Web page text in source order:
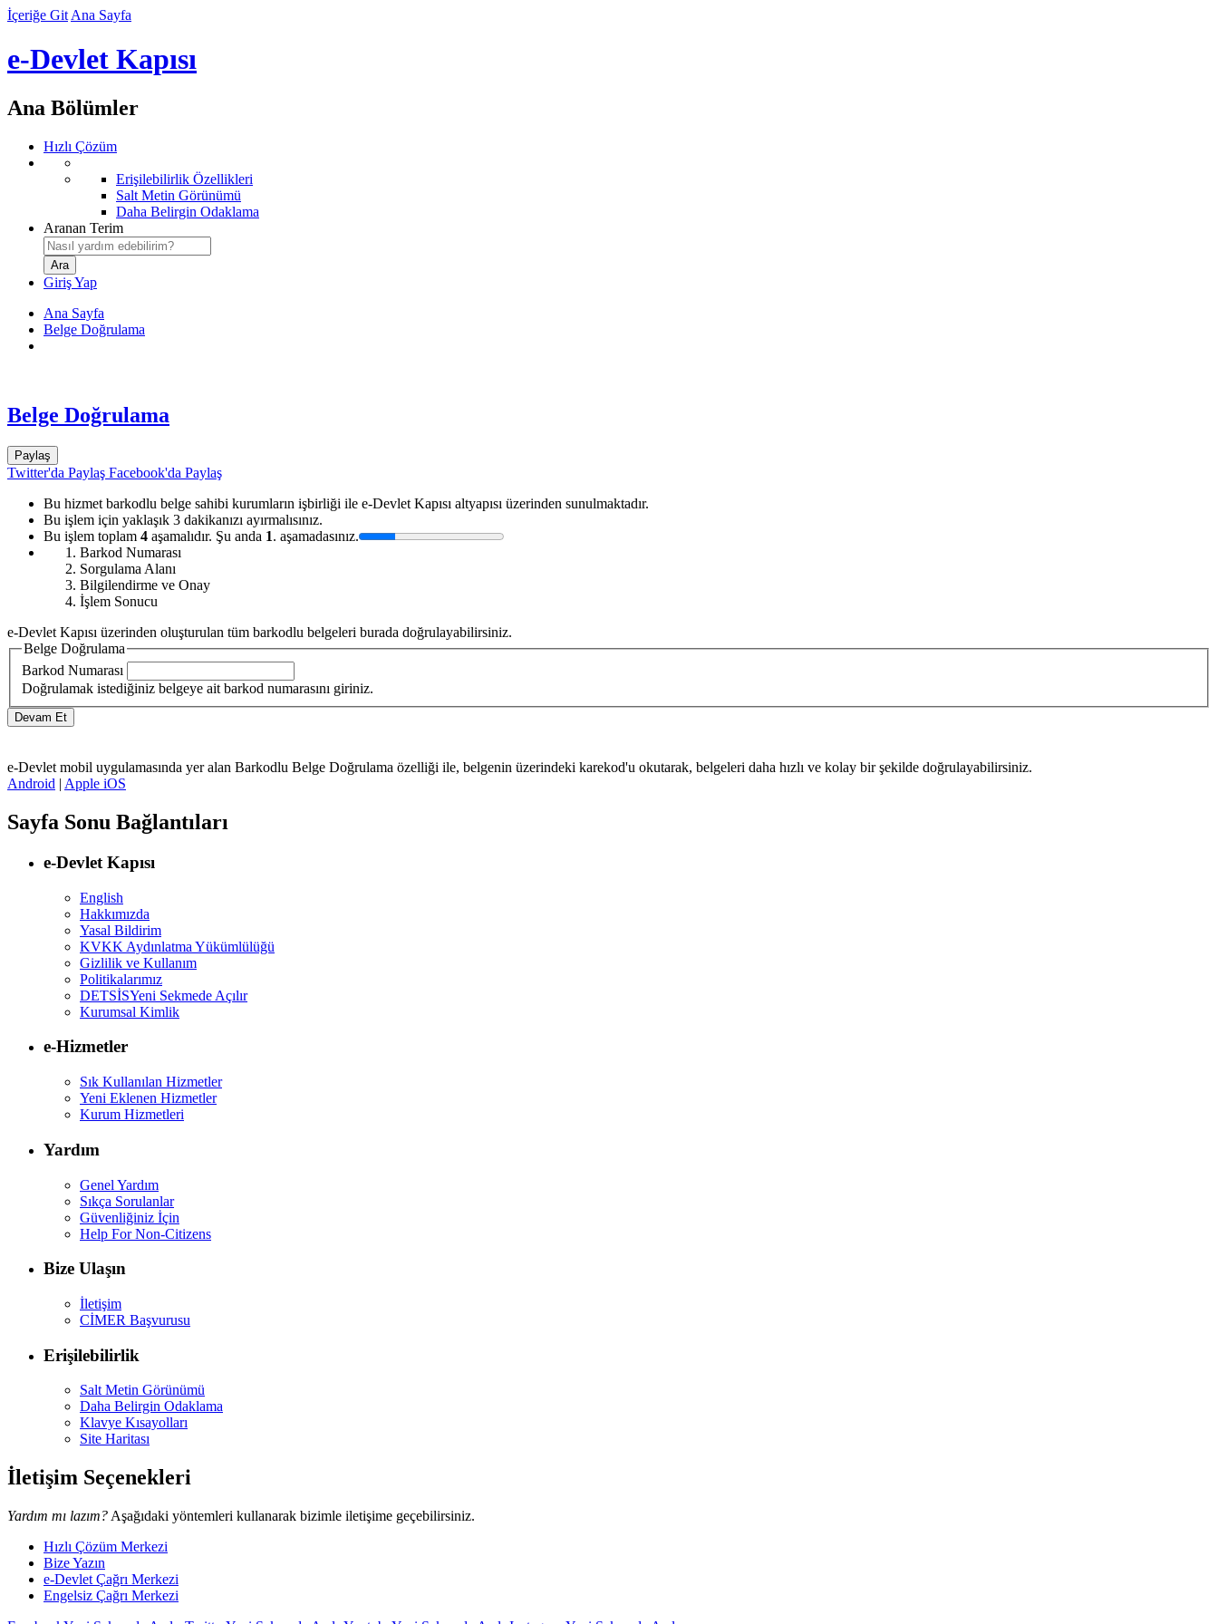
İçeriğe Git Ana Sayfa
e-Devlet Kapısı
Ana Bölümler
Hızlı Çözüm
Erişilebilirlik Özellikleri
Salt Metin Görünümü
Daha Belirgin Odaklama
Aranan Terim
Giriş Yap
Ana Sayfa
Belge Doğrulama
Belge Doğrulama
Paylaş
Twitter'da Paylaş Facebook'da Paylaş
Bu hizmet barkodlu belge sahibi kurumların işbirliği ile e-Devlet Kapısı altyapısı üzerinden sunulmaktadır.
Bu işlem için yaklaşık 3 dakikanızı ayırmalısınız.
Bu işlem toplam 4 aşamalıdır. Şu anda 1. aşamadasınız.
Barkod Numarası
Sorgulama Alanı
Bilgilendirme ve Onay
İşlem Sonucu
e-Devlet Kapısı üzerinden oluşturulan tüm barkodlu belgeleri burada doğrulayabilirsiniz.
Belge Doğrulama
Barkod Numarası
Doğrulamak istediğiniz belgeye ait barkod numarasını giriniz.
e-Devlet mobil uygulamasında yer alan Barkodlu Belge Doğrulama özelliği ile, belgenin üzerindeki karekod'u okutarak, belgeleri daha hızlı ve kolay bir şekilde doğrulayabilirsiniz.
Android | Apple iOS
Sayfa Sonu Bağlantıları
e-Devlet Kapısı
English
Hakkımızda
Yasal Bildirim
KVKK Aydınlatma Yükümlülüğü
Gizlilik ve Kullanım
Politikalarımız
DETSİSYeni Sekmede Açılır
Kurumsal Kimlik
e-Hizmetler
Sık Kullanılan Hizmetler
Yeni Eklenen Hizmetler
Kurum Hizmetleri
Yardım
Genel Yardım
Sıkça Sorulanlar
Güvenliğiniz İçin
Help For Non-Citizens
Bize Ulaşın
İletişim
CİMER Başvurusu
Erişilebilirlik
Salt Metin Görünümü
Daha Belirgin Odaklama
Klavye Kısayolları
Site Haritası
İletişim Seçenekleri
Yardım mı lazım? Aşağıdaki yöntemleri kullanarak bizimle iletişime geçebilirsiniz.
Hızlı Çözüm Merkezi
Bize Yazın
e-Devlet Çağrı Merkezi
Engelsiz Çağrı Merkezi